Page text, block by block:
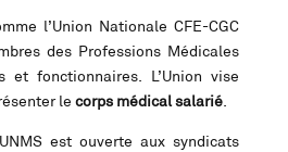
l’Union Nationale CFE-CGC
des Professions Médicales
et fonctionnaires. L’Union vise
le corps médical salarié.
est ouverte aux syndicats